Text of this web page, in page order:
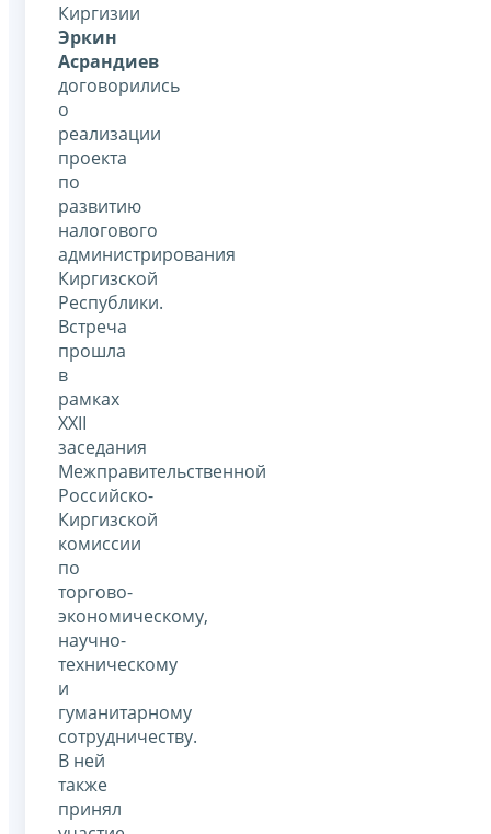
Киргизии
Эркин
Асрандиев
договорились
о
реализации
проекта
по
развитию
налогового
администрирования
Киргизской
Республики.
Встреча
прошла
в
рамках
XXII
заседания
Межправительственной
Российско-
Киргизской
комиссии
по
торгово-
экономическому,
научно-
техническому
и
гуманитарному
сотрудничеству.
В ней
также
принял